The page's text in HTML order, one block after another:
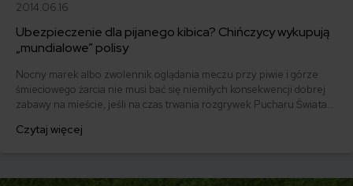
2014.06.16
Ubezpieczenie dla pijanego kibica? Chińczycy wykupują
„mundialowe” polisy
Nocny marek albo zwolennik oglądania meczu przy piwie i górze
śmieciowego żarcia nie musi bać się niemiłych konsekwencji dobrej
zabawy na mieście, jeśli na czas trwania rozgrywek Pucharu Świata
Ubezpieczenie kibica to bardzo intrygująca oferta.
Czytaj więcej